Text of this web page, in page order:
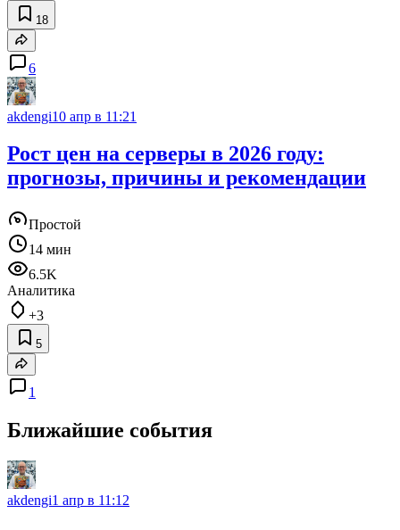
18
6
akdengi10 апр в 11:21
Рост цен на серверы в 2026 году:
прогнозы, причины и рекомендации
Простой
14 мин
6.5K
Аналитика
+3
5
1
Ближайшие события
akdengi1 апр в 11:12